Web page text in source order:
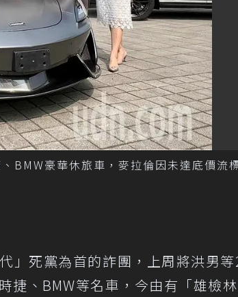
BMW豪華休旅車，麥拉倫因未達底價流
」死黨為首的詐團，上周將洪男等
捷、BMW等名車，今由有「雄檢